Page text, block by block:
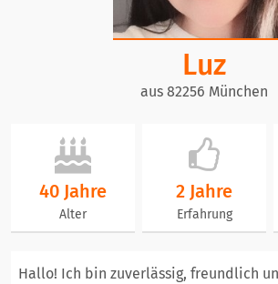
Luz
aus 82256 München
40 Jahre
Alter
2 Jahre
Erfahrung
Hallo! Ich bin zuverlässig, freundlich